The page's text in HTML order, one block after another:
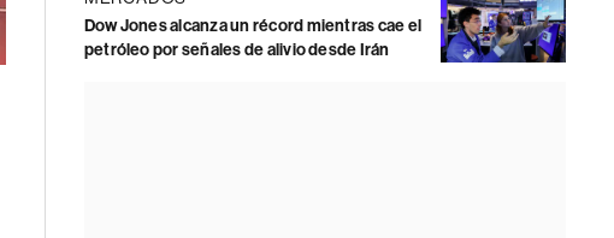
Dow Jones alcanza un récord mientras cae el
petróleo por señales de alivio desde Irán